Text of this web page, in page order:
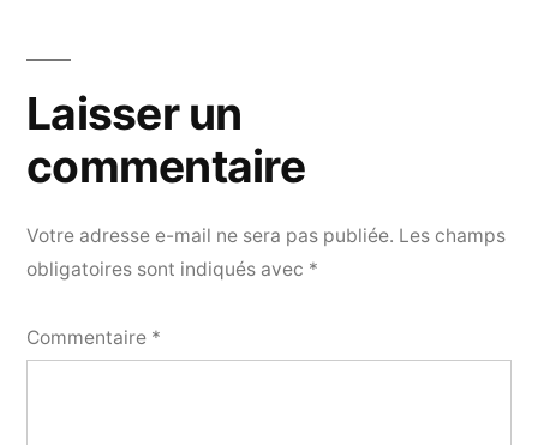
Laisser un
commentaire
Votre adresse e-mail ne sera pas publiée. Les champs
obligatoires sont indiqués avec *
Commentaire *